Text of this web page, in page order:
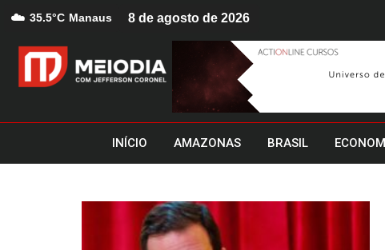
☁️ 35.5°C Manaus 8 de agosto de 2026
INÍCIO AMAZONAS BRASIL